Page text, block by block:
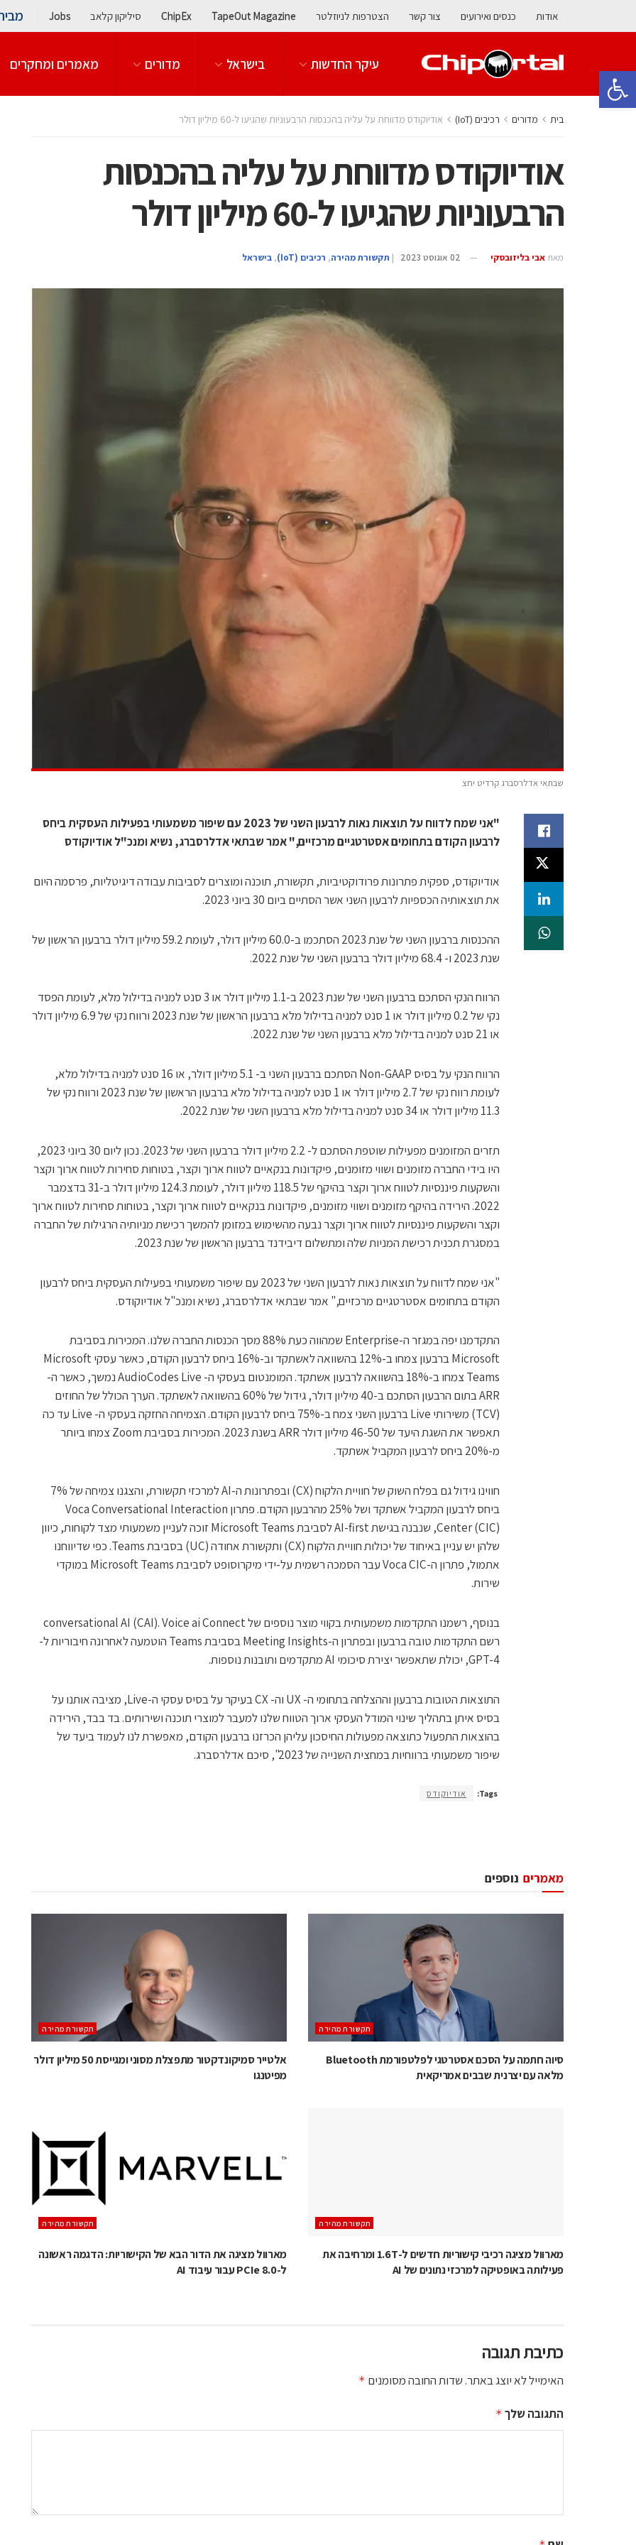
פתח סרגל נגישות
אודות כנסים ואירועים צור קשר הצטרפות לניוזלטר TapeOut Magazine
ChipEx סיליקון קלאב Jobs
עיקר החדשות בישראל מדורים מאמרים ומחקרים
בית מדורים ‫רכיבים‬ (IoT) אודיוקודס מדווחת על עליה בהכנסות הרבעוניות שהגיעו ל-60 מיליון דולר
אודיוקודס מדווחת על עליה בהכנסות
הרבעוניות שהגיעו ל-60 מיליון דולר
מאת אבי בליזובסקי 02 אוגוסט 2023 | תקשורת מהירה, ‫רכיבים‬ (IoT) , בישראל
שבתאי אדלרסברג קרדיט יחצ
"אני שמח לדווח על תוצאות נאות לרבעון השני של 2023 עם שיפור משמעותי בפעילות העסקית ביחס
לרבעון הקודם בתחומים אסטרטגיים מרכזיים," אמר שבתאי אדלרסברג, נשיא ומנכ"ל אודיוקודס
אודיוקודס, ספקית פתרונות פרודוקטיביות, תקשורת, תוכנה ומוצרים לסביבות עבודה דיגיטליות, פרסמה היום
את תוצאותיה הכספיות לרבעון השני אשר הסתיים ביום 30 ביוני 2023.
ההכנסות ברבעון השני של שנת 2023 הסתכמו ב-60.0 מיליון דולר, לעומת 59.2 מיליון דולר ברבעון הראשון של
שנת 2023 ו- 68.4 מיליון דולר ברבעון השני של שנת 2022.
הרווח הנקי הסתכם ברבעון השני של שנת 2023 ב-1.1 מיליון דולר או 3 סנט למניה בדילול מלא, לעומת הפסד
נקי של 0.2 מיליון דולר או 1 סנט למניה בדילול מלא ברבעון הראשון של שנת 2023 ורווח נקי של 6.9 מיליון דולר
או 21 סנט למניה בדילול מלא ברבעון השני של שנת 2022.
הרווח הנקי על בסיס Non-GAAP הסתכם ברבעון השני ב- 5.1 מיליון דולר, או 16 סנט למניה בדילול מלא,
לעומת רווח נקי של 2.7 מיליון דולר או 1 סנט למניה בדילול מלא ברבעון הראשון של שנת 2023 ורווח נקי של
11.3 מיליון דולר או 34 סנט למניה בדילול מלא ברבעון השני של שנת 2022.
תזרים המזומנים מפעילות שוטפת הסתכם ל- 2.2 מיליון דולר ברבעון השני של 2023. נכון ליום 30 ביוני 2023,
היו בידי החברה מזומנים ושווי מזומנים, פיקדונות בנקאיים לטווח ארוך וקצר, בטוחות סחירות לטווח ארוך וקצר
והשקעות פיננסיות לטווח ארוך וקצר בהיקף של 118.5 מיליון דולר, לעומת 124.3 מיליון דולר ב-31 בדצמבר
2022. הירידה בהיקף מזומנים ושווי מזומנים, פיקדונות בנקאיים לטווח ארוך וקצר, בטוחות סחירות לטווח ארוך
וקצר והשקעות פיננסיות לטווח ארוך וקצר נבעה מהשימוש במזומן להמשך רכישת מניותיה הרגילות של החברה
במסגרת תכנית רכישת המניות שלה ומתשלום דיבידנד ברבעון הראשון של שנת 2023.
"אני שמח לדווח על תוצאות נאות לרבעון השני של 2023 עם שיפור משמעותי בפעילות העסקית ביחס לרבעון
הקודם בתחומים אסטרטגיים מרכזיים," אמר שבתאי אדלרסברג, נשיא ומנכ"ל אודיוקודס.
התקדמנו יפה במגזר ה-Enterprise שמהווה כעת 88% מסך הכנסות החברה שלנו. המכירות בסביבת
Microsoft ברבעון צמחו ב-12% בהשוואה לאשתקד וב-16% ביחס לרבעון הקודם, כאשר עסקי Microsoft
Teams צמחו ב-18% בהשוואה לרבעון אשתקד. המומנטום בעסקי ה- AudioCodes Live נמשך, כאשר ה-
ARR בתום הרבעון הסתכם ב-40 מיליון דולר, גידול של 60% בהשוואה לאשתקד. הערך הכולל של החוזים
(TCV) משירותי Live ברבעון השני צמח ב-75% ביחס לרבעון הקודם. הצמיחה החזקה בעסקי ה- Live עד כה
תאפשר את השגת היעד של 46-50 מיליון דולר ARR בשנת 2023. המכירות בסביבת Zoom צמחו ביותר
מ-20% ביחס לרבעון המקביל אשתקד.
חווינו גידול גם בפלח השוק של חוויית הלקוח (CX) ובפתרונות ה-AI למרכזי תקשורת, והצגנו צמיחה של 7%
ביחס לרבעון המקביל אשתקד ושל 25% מהרבעון הקודם. פתרון Voca Conversational Interaction
Center (CIC), שנבנה בגישת AI-first לסביבת Microsoft Teams זוכה לעניין משמעותי מצד לקוחות, כיוון
שלהן יש עניין באיחוד של יכולות חוויית הלקוח (CX) ותקשורת אחודה (UC) בסביבת Teams. כפי שדיווחנו
אתמול, פתרון ה-Voca CIC עבר הסמכה רשמית על-ידי מיקרוסופט לסביבת Microsoft Teams במוקדי
שירות.
בנוסף, רשמנו התקדמות משמעותית בקווי מוצר נוספים של conversational AI (CAI). Voice ai Connect
רשם התקדמות טובה ברבעון ובפתרון ה-Meeting Insights בסביבת Teams הוטמעה לאחרונה חיבוריות ל-
GPT-4, יכולת שתאפשר יצירת סיכומי AI מתקדמים ותובנות נוספות.
התוצאות הטובות ברבעון וההצלחה בתחומי ה- UX וה- CX בעיקר על בסיס עסקי ה-Live, מציבה אותנו על
בסיס איתן בתהליך שינוי המודל העסקי ארוך הטווח שלנו למעבר למוצרי תוכנה ושירותים. בד בבד, הירידה
בהוצאות התפעול כתוצאה מפעולות החיסכון עליהן הכרזנו ברבעון הקודם, מאפשרת לנו לעמוד ביעד של
שיפור משמעותי ברווחיות במחצית השנייה של 2023", סיכם אדלרסברג.
Tags: אודיוקודס
נוספים מאמרים
תקשורת מהירה
סיוה חתמה על הסכם אסטרטגי לפלטפורמת Bluetooth
מלאה עם יצרנית שבבים אמריקאית
תקשורת מהירה
אלטייר סמיקונדקטור מתפצלת מסוני ומגייסת 50 מיליון דולר
מפיטנגו
תקשורת מהירה
מארוול מציגה רכיבי קישוריות חדשים ל-1.6T ומרחיבה את
פעילותה באופטיקה למרכזי נתונים של AI
תקשורת מהירה
מארוול מציגה את הדור הבא של הקישוריות: הדגמה ראשונה
ל-PCIe 8.0 עבור עיבוד AI
כתיבת תגובה
האימייל לא יוצג באתר.שדות החובה מסומנים *
התגובה שלך *